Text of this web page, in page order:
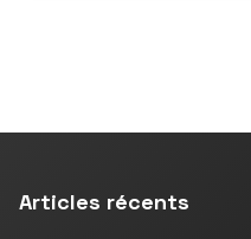
Articles récents